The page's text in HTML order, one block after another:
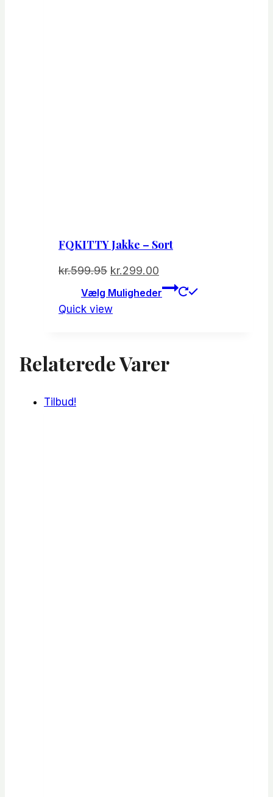
FQKITTY Jakke – Sort
kr.599.95 Den
oprindelige
pris
kr.299.00
aktuelle
Vælg Muligheder
Quick view
Relaterede Varer
Tilbud!